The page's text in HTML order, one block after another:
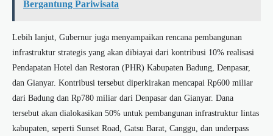
Bergantung Pariwisata
Lebih lanjut, Gubernur juga menyampaikan rencana pembangunan
infrastruktur strategis yang akan dibiayai dari kontribusi 10% realisasi
Pendapatan Hotel dan Restoran (PHR) Kabupaten Badung, Denpasar,
dan Gianyar. Kontribusi tersebut diperkirakan mencapai Rp600 miliar
dari Badung dan Rp780 miliar dari Denpasar dan Gianyar. Dana
tersebut akan dialokasikan 50% untuk pembangunan infrastruktur lintas
kabupaten, seperti Sunset Road, Gatsu Barat, Canggu, dan underpass